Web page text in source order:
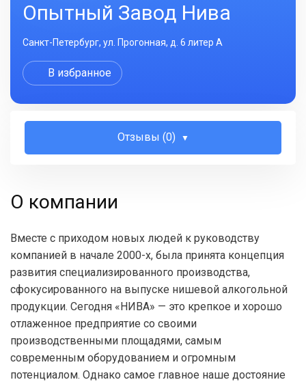
Опытный Завод Нива
Санкт-Петербург, ул. Прогонная, д. 6 литер А
В избранное
Отзывы (0)
О компании
Вместе с приходом новых людей к руководству
компанией в начале 2000-х, была принята концепция
развития специализированного производства,
сфокусированного на выпуске нишевой алкогольной
продукции. Сегодня «НИВА» — это крепкое и хорошо
отлаженное предприятие со своими
производственными площадями, самым
современным оборудованием и огромным
потенциалом. Однако самое главное наше достояние